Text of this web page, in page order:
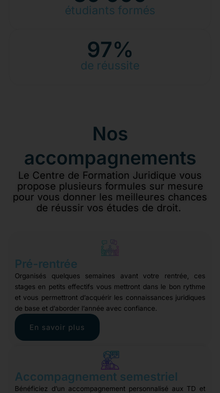
étudiants formés
de réussite
97%
Nos
accompagnements
Le Centre de Formation Juridique vous
propose plusieurs formules sur mesure
pour vous donner les meilleures chances
de réussir vos études de droit.
Pré-rentrée
Organisés quelques semaines avant votre rentrée, ces
stages en petits effectifs vous mettront dans le bon rythme
et vous permettront d’acquérir les connaissances juridiques
de base et d’aborder l’année avec confiance.
En savoir plus
Accompagnement semestriel
Bénéficiez d’un accompagnement personnalisé aux TD et